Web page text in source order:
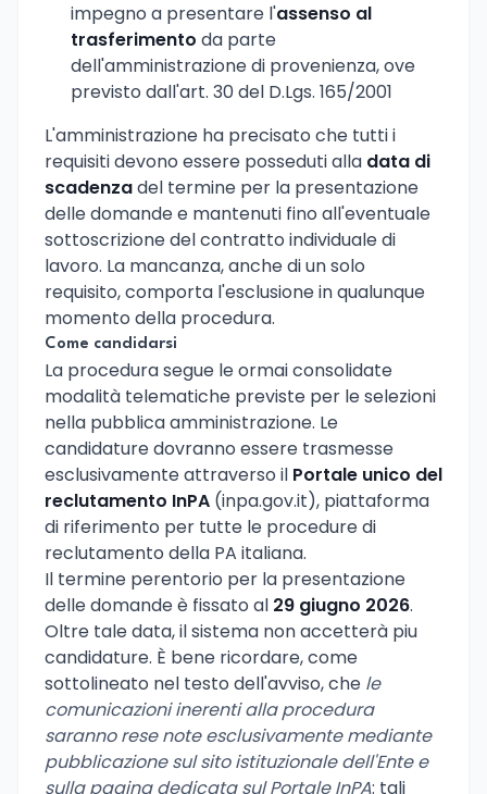
impegno a presentare l'assenso al
trasferimento da parte
dell'amministrazione di provenienza, ove
previsto dall'art. 30 del D.Lgs. 165/2001
L'amministrazione ha precisato che tutti i
requisiti devono essere posseduti alla data di
scadenzadel termine per la presentazione
delle domande e mantenuti fino all'eventuale
sottoscrizione del contratto individuale di
lavoro. La mancanza, anche di un solo
requisito, comporta l'esclusione in qualunque
momento della procedura.
Come candidarsi
La procedura segue le ormai consolidate
modalità telematiche previste per le selezioni
nella pubblica amministrazione. Le
candidature dovranno essere trasmesse
esclusivamente attraverso il Portale unico del
reclutamento InPA (inpa.gov.it), piattaforma
di riferimento per tutte le procedure di
reclutamento della PA italiana.
Il termine perentorio per la presentazione
delle domande è fissato al 29 giugno 2026.
Oltre tale data, il sistema non accetterà piu
candidature. È bene ricordare, come
sottolineato nel testo dell'avviso, che le
comunicazioni inerenti alla procedura
saranno rese note esclusivamente mediante
pubblicazione sul sito istituzionale dell'Ente e
sulla pagina dedicata sul Portale InPA: tali